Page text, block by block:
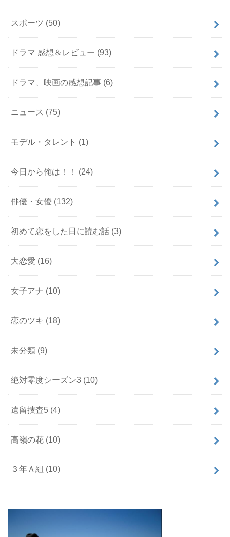
スポーツ (50)
ドラマ 感想＆レビュー (93)
ドラマ、映画の感想記事 (6)
ニュース (75)
モデル・タレント (1)
今日から俺は！！ (24)
俳優・女優 (132)
初めて恋をした日に読む話 (3)
大恋愛 (16)
女子アナ (10)
恋のツキ (18)
未分類 (9)
絶対零度シーズン3 (10)
遺留捜査5 (4)
高嶺の花 (10)
３年Ａ組 (10)